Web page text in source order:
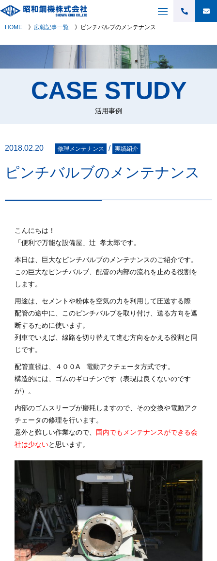
HOME 》 広報記事一覧 》 ピンチバルブのメンテナンス
CASE STUDY
活用事例
2018.02.20 修理メンテナンス / 実績紹介
ピンチバルブのメンテナンス
こんにちは！
「便利で万能な設備屋」辻 孝太郎です。
本日は、 巨大なピンチバルブのメンテナンスのご紹介です。
この巨大なピンチバルブ、 配管の内部の流れを止める役割 を
します。
用途は、セメントや粉体を空気の力を利用して圧送する際
配管の途中に、このピンチバルブを取り付け、 送る方向を遮
断するために使います。
列車でいえば、線路を切り替えて進む方向をかえる役割と同
じです。
配管直径は、４００A 電動アクチェータ方式です。
構造的には、ゴムのギロチンです（表現は良くないのです
が）。
内部のゴムスリーブが磨耗 しますので、その交換や電動アク
チェータの修理を行います。
意外と難しい作業なので、 国内でもメンテナンスができる会
社は少ないと思います。